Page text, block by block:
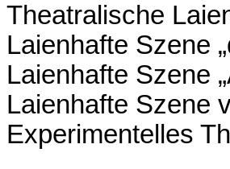
Theatralische
Laienhafte Szene
Laienhafte Szene
Laienhafte Szene
Experimentelles